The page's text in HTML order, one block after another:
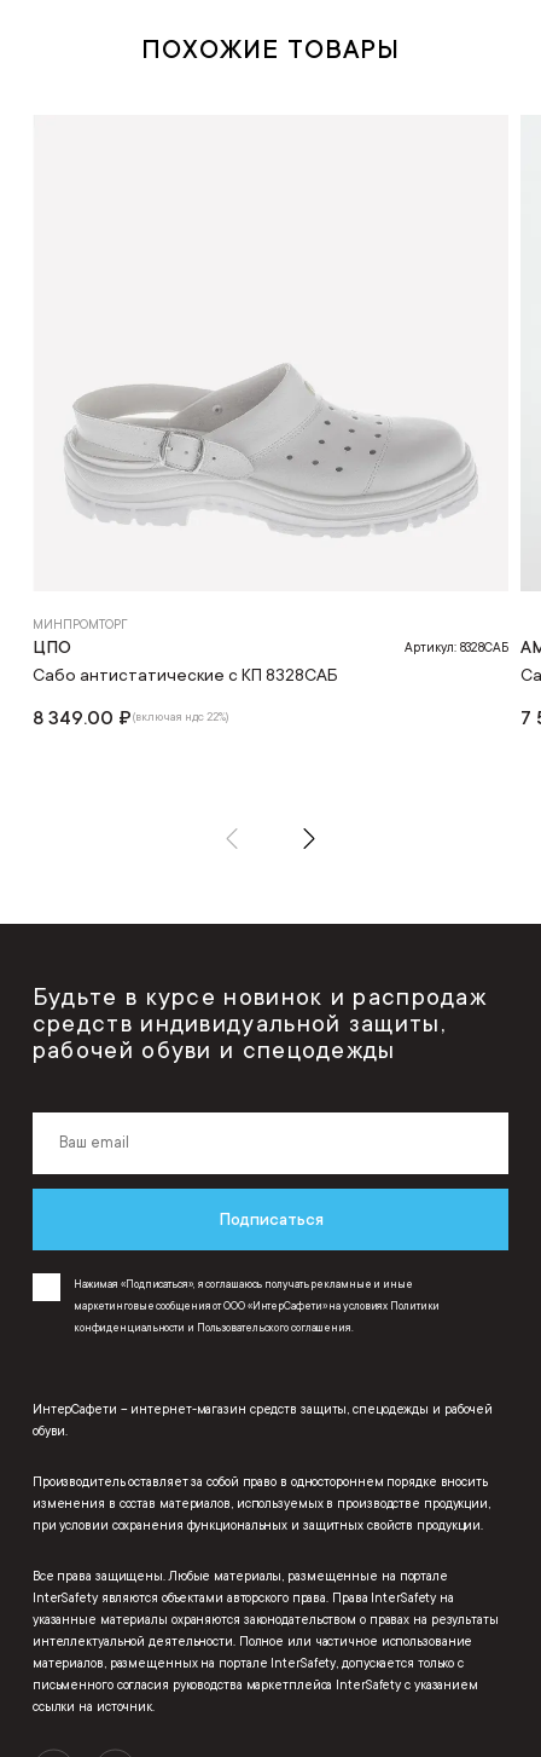
ПОХОЖИЕ ТОВАРЫ
МИНПРОМТОРГ
ЦПО Артикул: 8328САБ
Сабо антистатические с КП 8328САБ
8 349.00 ₽(включая ндс 22%) 7
Будьте в курсе новинок и распродаж
средств индивидуальной защиты,
рабочей обуви и спецодежды
Подписаться
Нажимая «Подписаться», я соглашаюсь получать рекламные и иные
маркетинговые сообщения от ООО «ИнтерСафети» на условиях Политики
конфиденциальности и Пользовательского соглашения.
ИнтерСафети – интернет-магазин средств защиты, спецодежды и рабочей
обуви.
Производитель оставляет за собой право в одностороннем порядке вносить
изменения в состав материалов, используемых в производстве продукции,
при условии сохранения функциональных и защитных свойств продукции.
Все права защищены. Любые материалы, размещенные на портале
InterSafety являются объектами авторского права. Права InterSafety на
указанные материалы охраняются законодательством о правах на результаты
интеллектуальной деятельности. Полное или частичное использование
материалов, размещенных на портале InterSafety, допускается только с
письменного согласия руководства маркетплейса InterSafety с указанием
ссылки на источник.